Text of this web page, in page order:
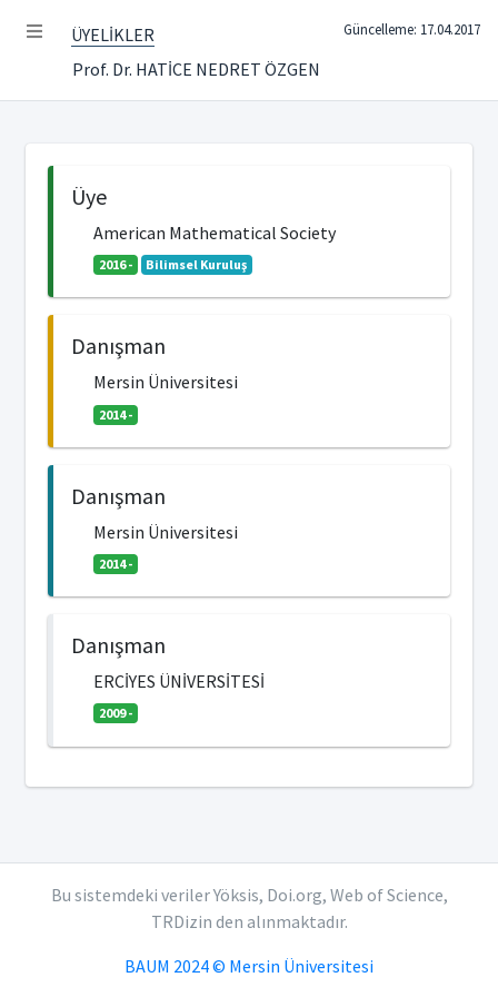
ÜYELİKLER
Prof. Dr. HATİCE NEDRET ÖZGEN
Güncelleme: 17.04.2017
Üye
American Mathematical Society
2016 - Bilimsel Kuruluş
Danışman
Mersin Üniversitesi
2014 -
Danışman
Mersin Üniversitesi
2014 -
Danışman
ERCİYES ÜNİVERSİTESİ
2009 -
Bu sistemdeki veriler Yöksis, Doi.org, Web of Science,
TRDizin den alınmaktadır.
BAUM 2024 © Mersin Üniversitesi